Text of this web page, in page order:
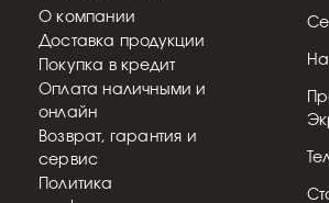
О компании
Доставка продукции
Покупка в кредит
Оплата наличными и
онлайн
Возврат, гарантия и
сервис
Политика